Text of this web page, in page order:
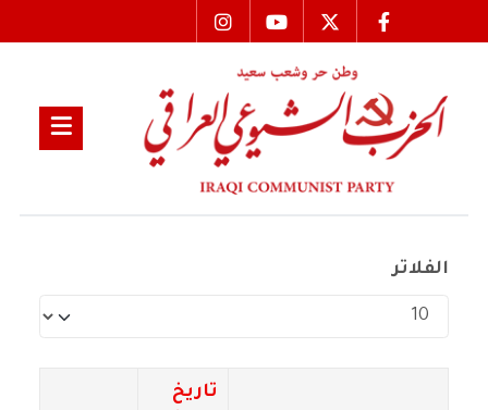
الفلاتر
عدد الإظهارات:
تاريخ